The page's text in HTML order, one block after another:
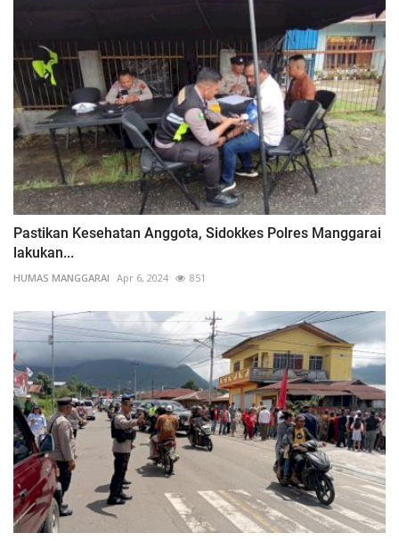
Pastikan Kesehatan Anggota, Sidokkes Polres Manggarai
lakukan...
HUMAS MANGGARAI Apr 6, 2024 851